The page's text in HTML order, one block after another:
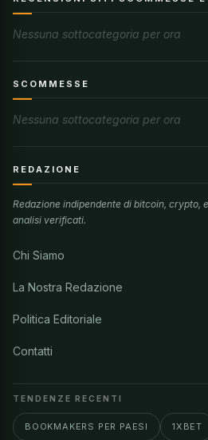
Nessuna sottocategoria per ora
SCOMMESSE
Nessuna sottocategoria per ora
REDAZIONE
Redazione indipendente di bitcoin, crypto,
analisi verificati.
Chi Siamo
La Nostra Redazione
Politica Editoriale
Contatti
TENDENZE RECENTI
BOOKMAKERS PER PAESI 1XBET